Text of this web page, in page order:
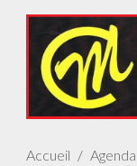
Accueil Agenda